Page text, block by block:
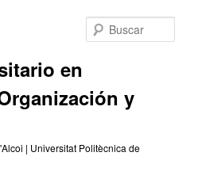
en
y
| Universitat Politècnica de